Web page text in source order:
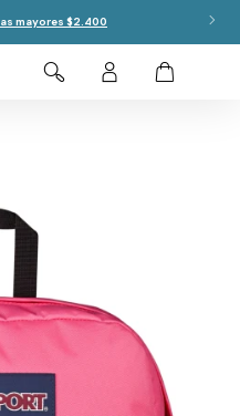
mayores $2.400